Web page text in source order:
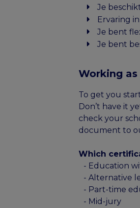
Je
Ervaring
Je bent
Je bent
Working
To get you
Don’t have it
check your
document to
Which
- Education
- Alternative
- Part-time
- Mid-jury